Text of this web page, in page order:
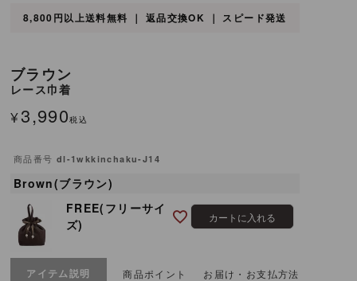
8,800円以上送料無料 ｜ 返品交換OK ｜ スピード発送
レース巾着
ブラウン
¥3,990税込
商品番号 dl-1wkkinchaku-J14
Brown(ブラウン)
FREE(フリーサイ
ズ)
カートに入れる
アイテム説明 商品ポイント お届け・お支払方法